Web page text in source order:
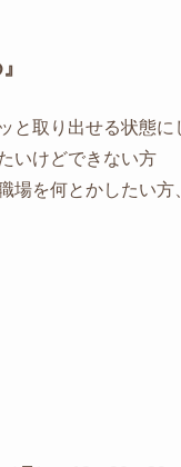
と取り出せる状態に
いけどできない方
場を何とかしたい方